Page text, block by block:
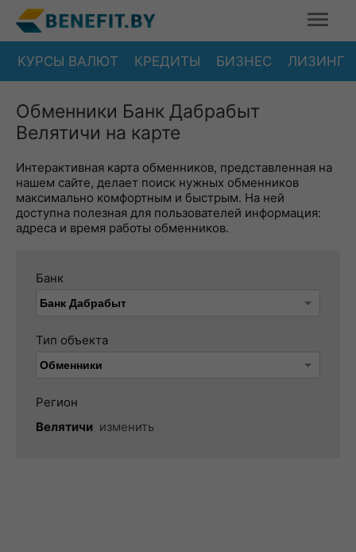
КУРСЫ ВАЛЮТ КРЕДИТЫ БИЗНЕС ЛИЗИНГ
Обменники Банк Дабрабыт
Велятичи на карте
Интерактивная карта обменников, представленная на
нашем сайте, делает поиск нужных обменников
максимально комфортным и быстрым. На ней
доступна полезная для пользователей информация:
адреса и время работы обменников.
Банк
Тип объекта
Регион
Велятичи изменить